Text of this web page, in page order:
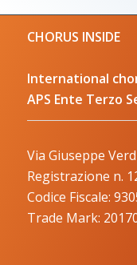
CHORUS INSIDE
International
APS Ente Terzo
Via Giuseppe
Registrazione n.
Codice Fiscale:
Trade Mark: